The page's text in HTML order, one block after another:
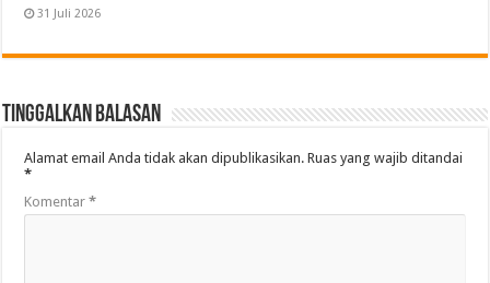
31 Juli 2026
Tinggalkan Balasan
Alamat email Anda tidak akan dipublikasikan. Ruas yang wajib ditandai
*
Komentar*